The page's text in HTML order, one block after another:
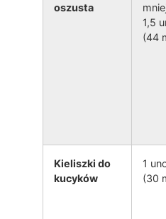
oszusta
1,5
(44
Kieliszki do
kucyków
1
(30